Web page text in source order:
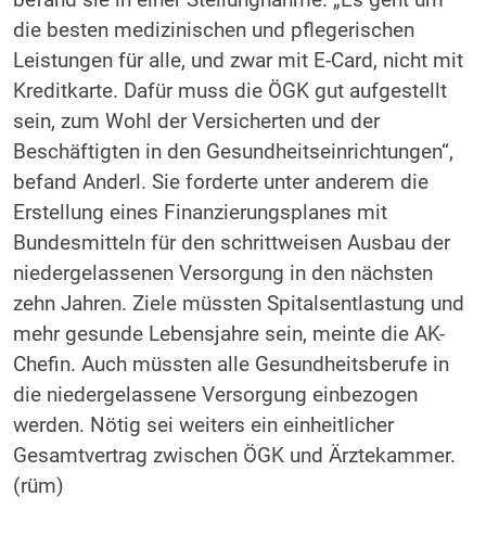
die besten medizinischen und pflegerischen
Leistungen für alle, und zwar mit E-Card, nicht mit
Kreditkarte. Dafür muss die ÖGK gut aufgestellt
sein, zum Wohl der Versicherten und der
Beschäftigten in den Gesundheitseinrichtungen“,
befand Anderl. Sie forderte unter anderem die
Erstellung eines Finanzierungsplanes mit
Bundesmitteln für den schrittweisen Ausbau der
niedergelassenen Versorgung in den nächsten
zehn Jahren. Ziele müssten Spitalsentlastung und
mehr gesunde Lebensjahre sein, meinte die AK-
Chefin. Auch müssten alle Gesundheitsberufe in
die niedergelassene Versorgung einbezogen
werden. Nötig sei weiters ein einheitlicher
Gesamtvertrag zwischen ÖGK und Ärztekammer.
(rüm)